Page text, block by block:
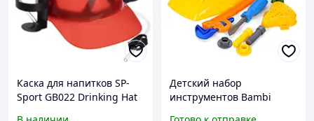
Каска для напитков SP-
Sport GB022 Drinking Hat
Детский набор
инструментов Bambi